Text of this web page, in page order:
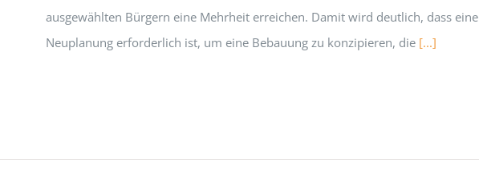
ausgewählten Bürgern eine Mehrheit erreichen. Damit wird deutlich, dass eine
Neuplanung erforderlich ist, um eine Bebauung zu konzipieren, die [...]